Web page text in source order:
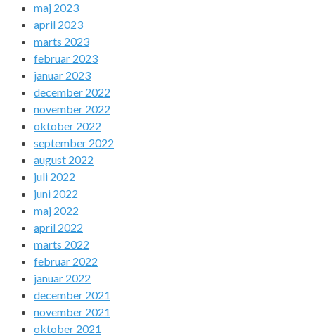
maj 2023
april 2023
marts 2023
februar 2023
januar 2023
december 2022
november 2022
oktober 2022
september 2022
august 2022
juli 2022
juni 2022
maj 2022
april 2022
marts 2022
februar 2022
januar 2022
december 2021
november 2021
oktober 2021